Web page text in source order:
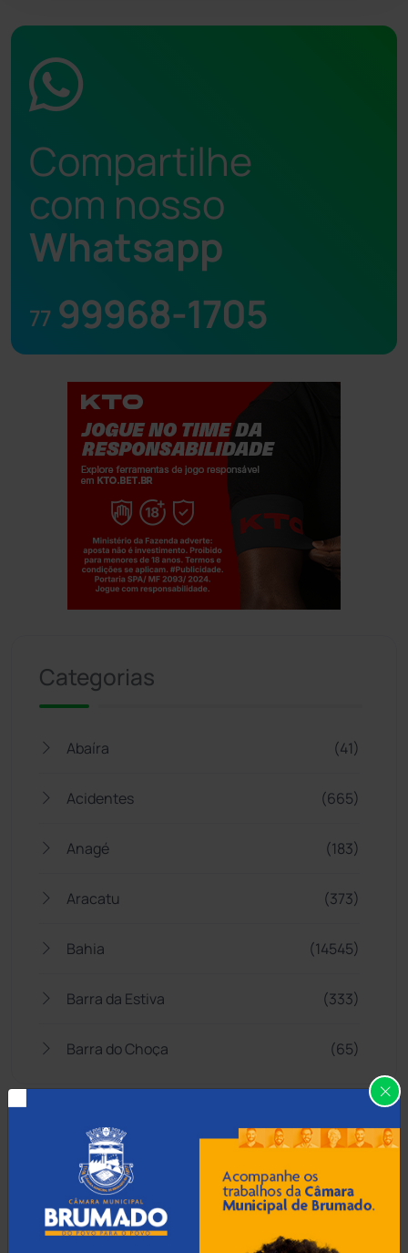
Compartilhe
com nosso
Whatsapp
77 99968-1705
Categorias
Abaíra (41)
Acidentes (665)
Anagé (183)
Aracatu (373)
Bahia (14545)
Barra da Estiva (333)
Barra do Choça (65)
Bom Jesus da Lapa (507)
Boquira (152)